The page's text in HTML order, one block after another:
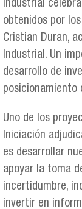
Industrial
obtenidos por
Cristian Duran,
Industrial. Un
desarrollo de
posicionamiento
Uno de los
Iniciación
es desarrollar
apoyar la toma
incertidumbre,
invertir en